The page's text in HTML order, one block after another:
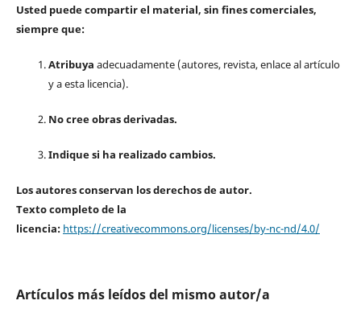
Usted puede compartir el material, sin fines comerciales,
siempre que:
Atribuya adecuadamente (autores, revista, enlace al artículo
y a esta licencia).
No cree obras derivadas.
Indique si ha realizado cambios.
Los autores conservan los derechos de autor.
Texto completo de la
licencia: https://creativecommons.org/licenses/by-nc-nd/4.0/
Artículos más leídos del mismo autor/a